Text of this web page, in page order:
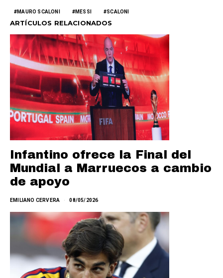
MAURO SCALONI MESSI SCALONI
ARTÍCULOS RELACIONADOS
Infantino ofrece la Final del
Mundial a Marruecos a cambio
de apoyo
EMILIANO CERVERA 08/05/2026